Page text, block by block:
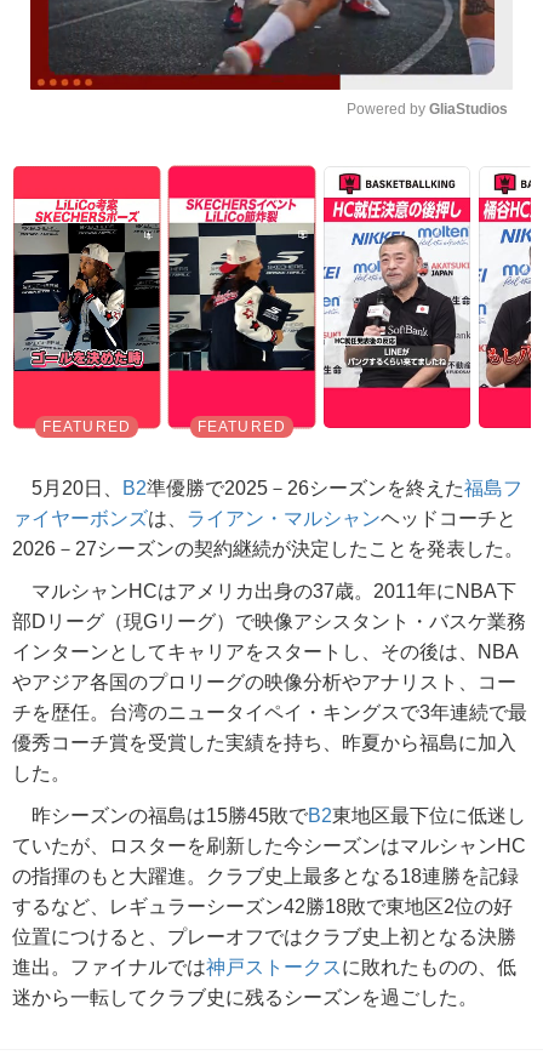
Powered by GliaStudios
5月20日、 B2準優勝で2025－26シーズンを終えた福島フ
ァイヤーボンズは、 ライアン・マルシャンヘッドコーチと
2026－27シーズンの契約継続が決定したことを発表した。
マルシャンHCはアメリカ出身の37歳。2011年にNBA下
部Dリーグ（現Gリーグ）で映像アシスタント・バスケ業務
インターンとしてキャリアをスタートし、その後は、NBA
やアジア各国のプロリーグの映像分析やアナリスト、コー
チを歴任。台湾のニュータイペイ・キングスで3年連続で最
優秀コーチ賞を受賞した実績を持ち、昨夏から福島に加入
した。
昨シーズンの福島は15勝45敗でB2東地区最下位に低迷し
ていたが、ロスターを刷新した今シーズンはマルシャンHC
の指揮のもと大躍進。クラブ史上最多となる18連勝を記録
するなど、レギュラーシーズン42勝18敗で東地区2位の好
位置につけると、プレーオフではクラブ史上初となる決勝
進出。ファイナルでは神戸ストークスに敗れたものの、低
迷から一転してクラブ史に残るシーズンを過ごした。